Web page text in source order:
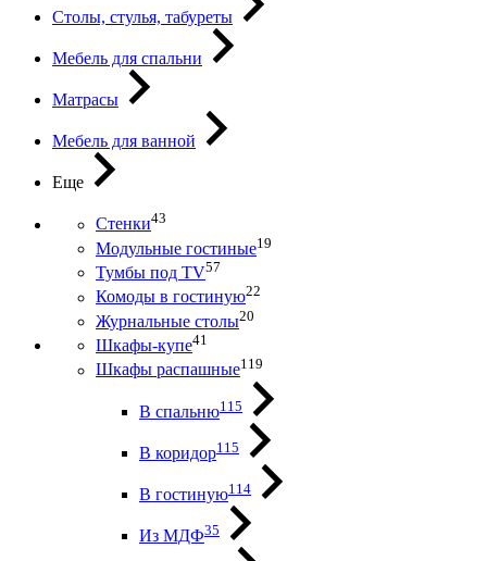
Столы, стулья, табуреты
Мебель для спальни
Матрасы
Мебель для ванной
Еще
Стенки43
Модульные гостиные19
Тумбы под ТV57
Комоды в гостиную22
Журнальные столы20
Шкафы-купе41
Шкафы распашные119
В спальню115
В коридор115
В гостиную114
Из МДФ35